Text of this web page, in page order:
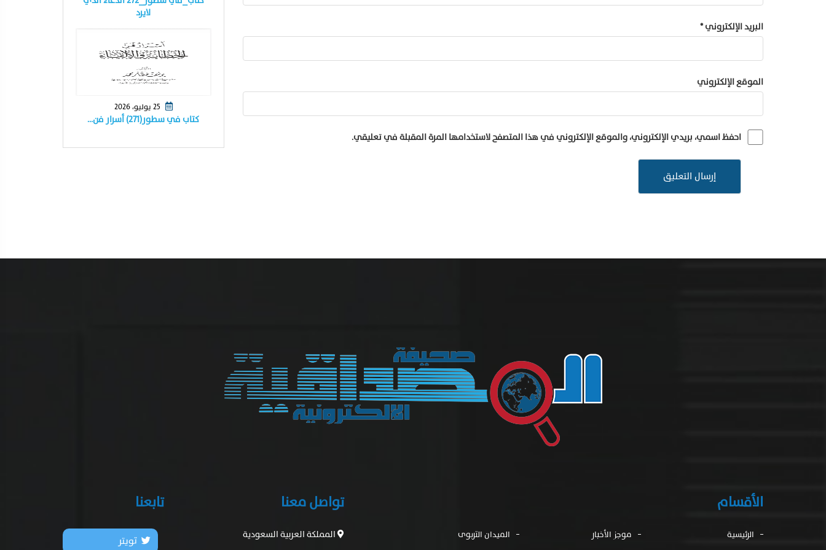
البريد الإلكتروني*
الموقع الإلكتروني
احفظ اسمي، بريدي الإلكتروني، والموقع الإلكتروني في هذا المتصفح لاستخدامها المرة المقبلة في تعليقي.
لايرد
كتاب في سطور(٢٧١) أسرار فن…
الأقسام
الرئيسية موجز الأخبار الميدان التربوى
تواصل معنا
المملكة العربية السعودية
تابعنا
تويتر